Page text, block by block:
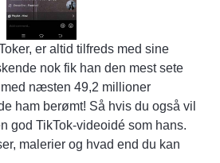
er altid tilfreds med sine
nok fik han den mest sete
næsten 49,2 millioner
ham berømt! Så hvis du også vil
god TikTok-videoidé som hans.
malerier og hvad end du kan